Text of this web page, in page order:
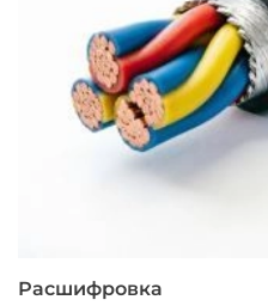
Расшифровка